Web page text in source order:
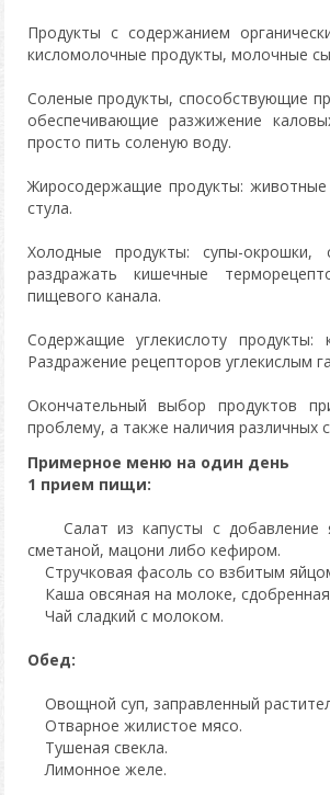
Продукты с содержанием
кисломолочные продукты, молочные
Соленые продукты, способствующие
обеспечивающие разжижение
просто пить соленую воду.
Жиросодержащие продукты:
стула.
Холодные продукты: супы-
раздражать кишечные
пищевого канала.
Содержащие углекислоту продукты:
Раздражение рецепторов углекислым
Окончательный выбор продуктов
проблему, а также наличия различных
Примерное меню на один день
1 прием пищи:
Салат из капусты с добавление
сметаной, мацони либо кефиром.
Стручковая фасоль со взбитым
Каша овсяная на молоке,
Чай сладкий с молоком.
Обед:
Овощной суп, заправленный
Отварное жилистое мясо.
Тушеная свекла.
Лимонное желе.